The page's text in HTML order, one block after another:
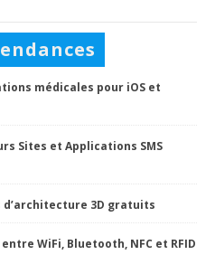
médicales pour iOS et
Sites et Applications SMS
3D gratuits
WiFi, Bluetooth, NFC et RFID